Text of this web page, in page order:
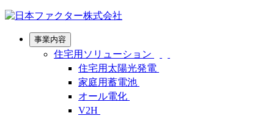
事業内容
住宅用ソリューション
住宅用太陽光発電
家庭用蓄電池
オール電化
V2H